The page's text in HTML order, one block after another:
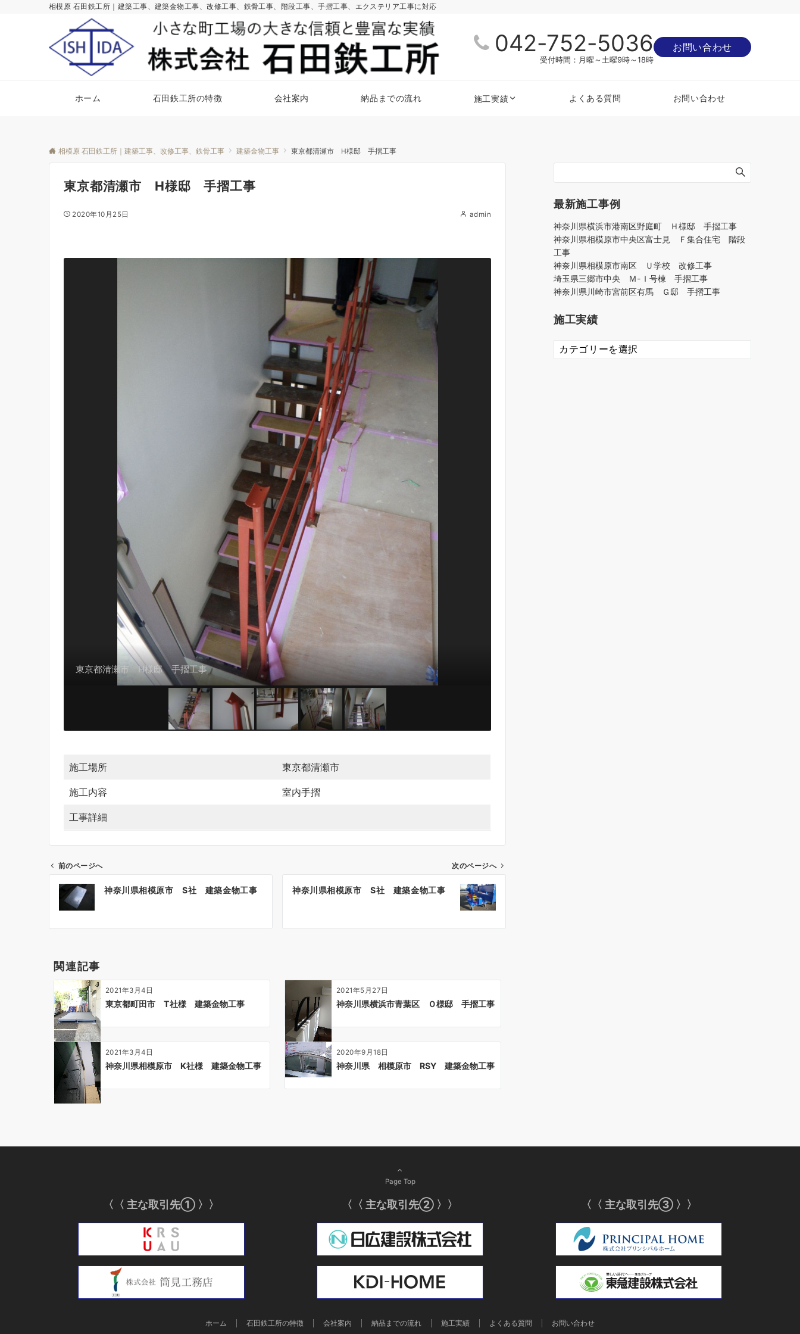
相模原 石田鉄工所｜建築工事、建築金物工事、改修工事、鉄骨工事、階段工事、手摺工事、エクステリア工事に対応
042-752-5036
受付時間：月曜～土曜9時～18時
お問い合わせ
ホーム 石田鉄工所の特徴 会社案内 納品までの流れ 施工実績 よくある質問 お問い合わせ
相模原 石田鉄工所｜建築工事、改修工事、鉄骨工事 建築金物工事 東京都清瀬市 H様邸 手摺工事
東京都清瀬市 H様邸 手摺工事
2020年10月25日 admin
東京都清瀬市 H様邸 手摺工事
東京都清瀬市 H様邸 手摺工事
施工場所 東京都清瀬市
施工内容 室内手摺
工事詳細
ビ
シ
ョ
ン
前のページへ
神奈川県相模原市 S社 建築金物工事
次のページへ
神奈川県相模原市 S社 建築金物工事
関連記事
2021年3月4日
東京都町田市 T社様 建築金物工事
2021年5月27日
神奈川県横浜市青葉区 Ｏ様邸 手摺工事
2021年3月4日
神奈川県相模原市 K社様 建築金物工事
2020年9月18日
神奈川県 相模原市 RSY 建築金物工事
最新施工事例
神奈川県横浜市港南区野庭町 Ｈ様邸 手摺工事
神奈川県相模原市中央区富士見 Ｆ集合住宅 階段
工事
神奈川県相模原市南区 Ｕ学校 改修工事
埼玉県三郷市中央 Ｍ-Ｉ号棟 手摺工事
神奈川県川崎市宮前区有馬 Ｇ邸 手摺工事
施工実績
施
工
Page Top
〈〈 主な取引先① 〉〉 〈〈 主な取引先② 〉〉 〈〈 主な取引先③ 〉〉
ホーム 石田鉄工所の特徴 会社案内 納品までの流れ 施工実績 よくある質問 お問い合わせ